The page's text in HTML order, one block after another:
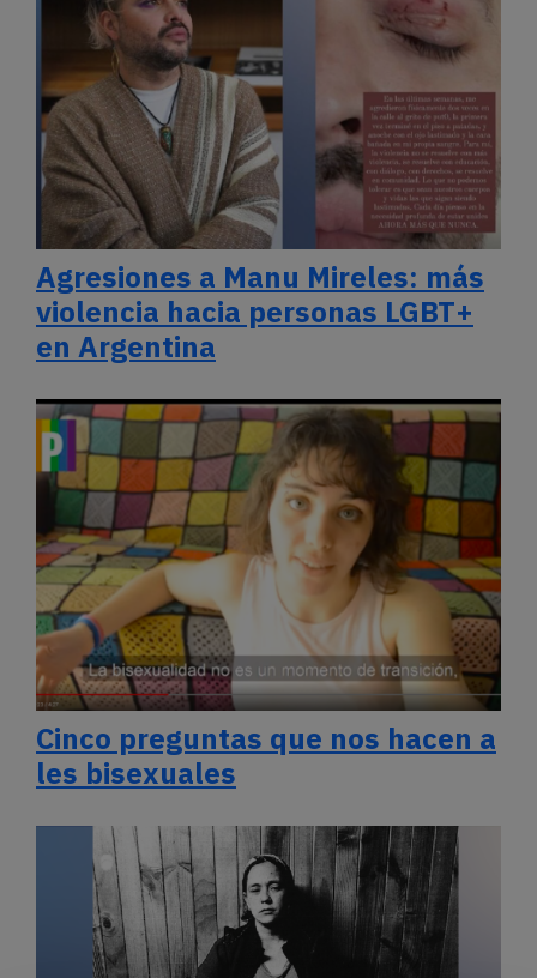
Agresiones a Manu Mireles: más
violencia hacia personas LGBT+
en Argentina
Cinco preguntas que nos hacen a
les bisexuales